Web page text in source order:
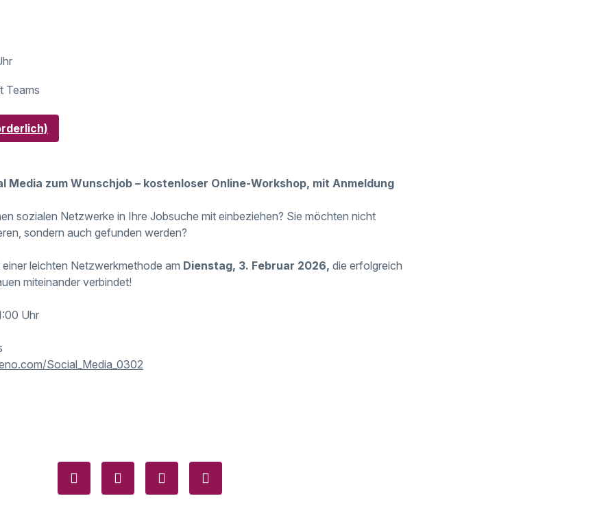
Teams
Media zum Wunschjob – kostenloser Online-Workshop, mit Anmeldung
sozialen Netzwerke in Ihre Jobsuche mit einbeziehen? Sie möchten nicht
sondern auch gefunden werden?
leichten Netzwerkmethode am Dienstag, 3. Februar 2026, die erfolgreich
miteinander verbindet!
Uhr
Social_Media_0302